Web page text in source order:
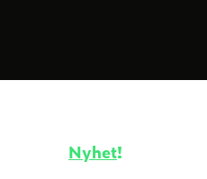
Nyhet!